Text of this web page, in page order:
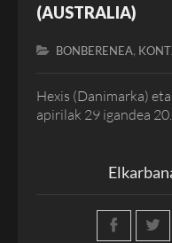
(AUSTRALIA)
BONBERENEA,
Hexis (Danimarka)
apirilak 29 igandea